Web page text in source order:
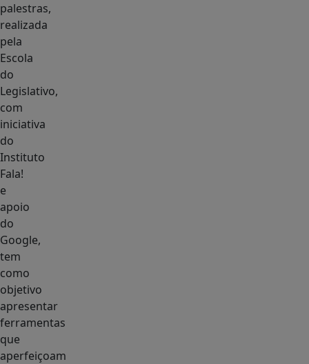
palestras,
realizada
pela
Escola
do
Legislativo,
com
iniciativa
do
Instituto
Fala!
e
apoio
do
Google,
tem
como
objetivo
apresentar
ferramentas
que
aperfeiçoam